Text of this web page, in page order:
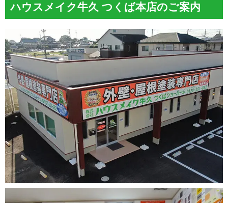
ハウスメイク牛久 つくば本店のご案内